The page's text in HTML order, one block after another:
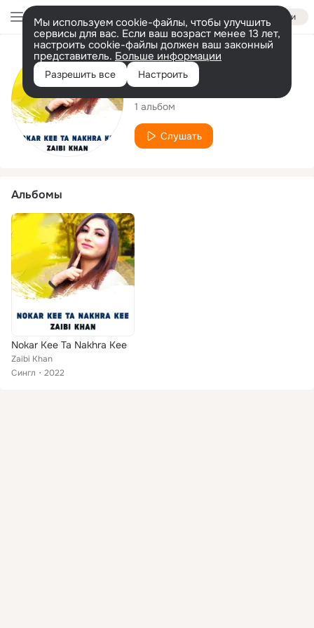
Войти
Мы используем cookie-файлы, чтобы улучшить
сервисы для вас. Если ваш возраст менее 13 лет,
настроить cookie-файлы должен ваш законный
представитель. Больше информации
Разрешить все Настроить
Исполнитель
Zaibi Khan
1 альбом
Слушать
Альбомы
Nokar Kee Ta Nakhra Kee
Zaibi Khan
Сингл
2022